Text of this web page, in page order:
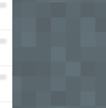
28
29
30